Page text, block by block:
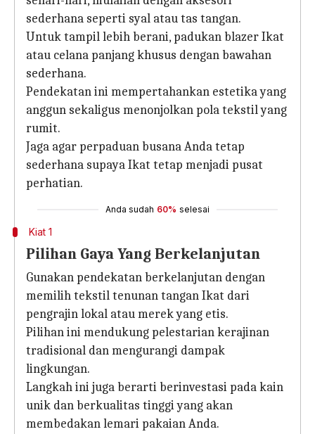
sederhana seperti syal atau tas tangan.
Untuk tampil lebih berani, padukan blazer Ikat
atau celana panjang khusus dengan bawahan
sederhana.
Pendekatan ini mempertahankan estetika yang
anggun sekaligus menonjolkan pola tekstil yang
rumit.
Jaga agar perpaduan busana Anda tetap
sederhana supaya Ikat tetap menjadi pusat
perhatian.
Anda sudah 60% selesai
Kiat 1
Pilihan Gaya Yang Berkelanjutan
Gunakan pendekatan berkelanjutan dengan
memilih tekstil tenunan tangan Ikat dari
pengrajin lokal atau merek yang etis.
Pilihan ini mendukung pelestarian kerajinan
tradisional dan mengurangi dampak
lingkungan.
Langkah ini juga berarti berinvestasi pada kain
unik dan berkualitas tinggi yang akan
membedakan lemari pakaian Anda.